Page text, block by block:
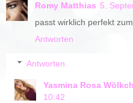
Romy Matthias 5.
passt wirklich perfekt
Antworten
Antworten
Yasmina Rosa
10:42